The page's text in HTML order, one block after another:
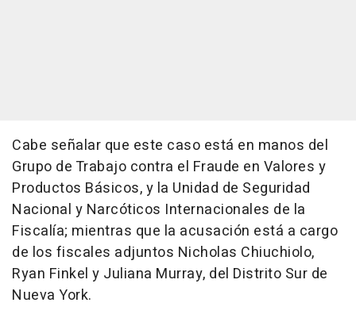
Cabe señalar que este caso está en manos del
Grupo de Trabajo contra el Fraude en Valores y
Productos Básicos, y la Unidad de Seguridad
Nacional y Narcóticos Internacionales de la
Fiscalía; mientras que la acusación está a cargo
de los fiscales adjuntos Nicholas Chiuchiolo,
Ryan Finkel y Juliana Murray, del Distrito Sur de
Nueva York.